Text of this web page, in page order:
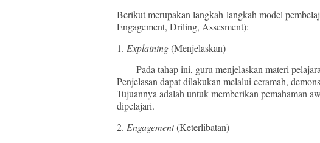
Berikut merupakan langkah-langkah model
Engagement, Driling, Assesment):
1. Explaining(Menjelaskan)
Pada tahap ini, guru menjelaskan materi
Penjelasan dapat dilakukan melalui ceramah,
Tujuannya adalah untuk memberikan pemahaman
dipelajari.
2. Engagement(Keterlibatan)